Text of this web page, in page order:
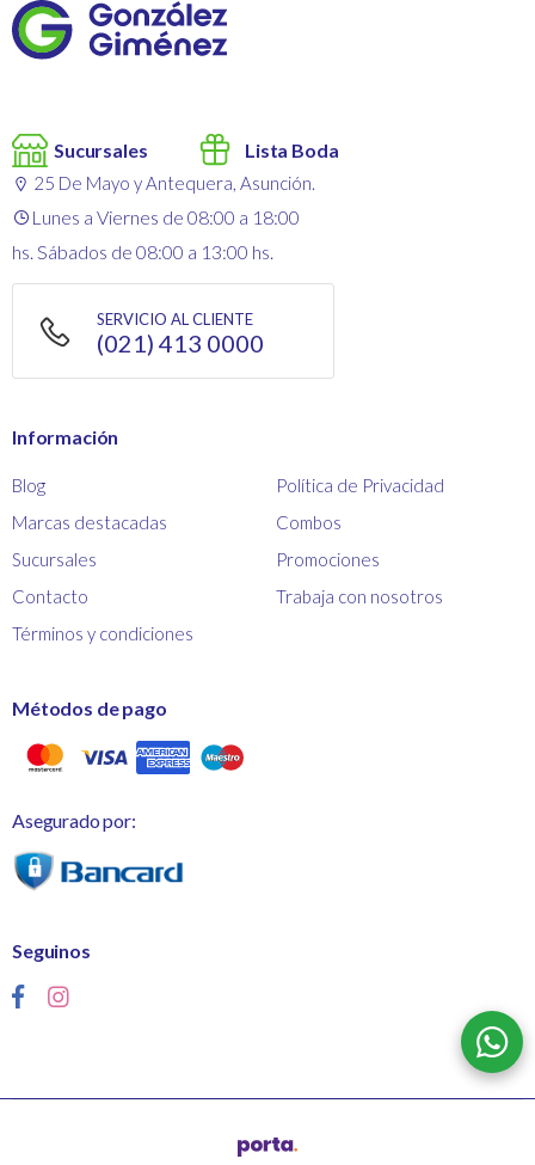
Sucursales Lista Boda
25 De Mayo y Antequera, Asunción.
Lunes a Viernes de 08:00 a 18:00
hs. Sábados de 08:00 a 13:00 hs.
SERVICIO AL CLIENTE
(021) 413 0000
Información
Blog
Marcas destacadas
Sucursales
Contacto
Términos y condiciones
Política de Privacidad
Combos
Promociones
Trabaja con nosotros
Métodos de pago
Asegurado por:
Seguinos